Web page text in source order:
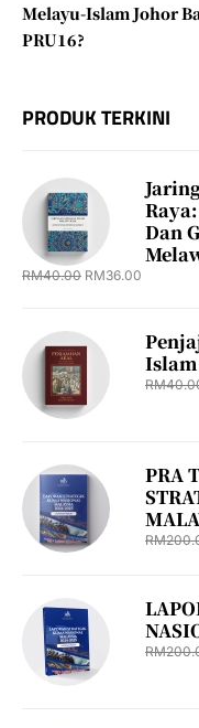
Melayu-Islam Johor
PRU16?
PRODUK TERKINI
Dan
RM40.00 RM36.00
RM
PRA
RM
RM